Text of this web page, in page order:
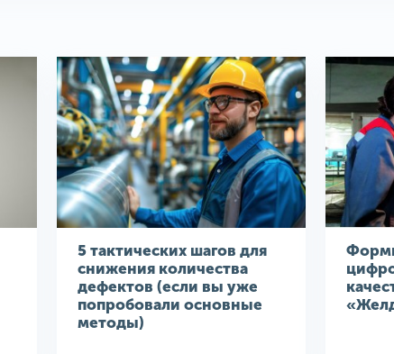
5 тактических шагов для
снижения количества
дефектов (если вы уже
попробовали основные
методы)